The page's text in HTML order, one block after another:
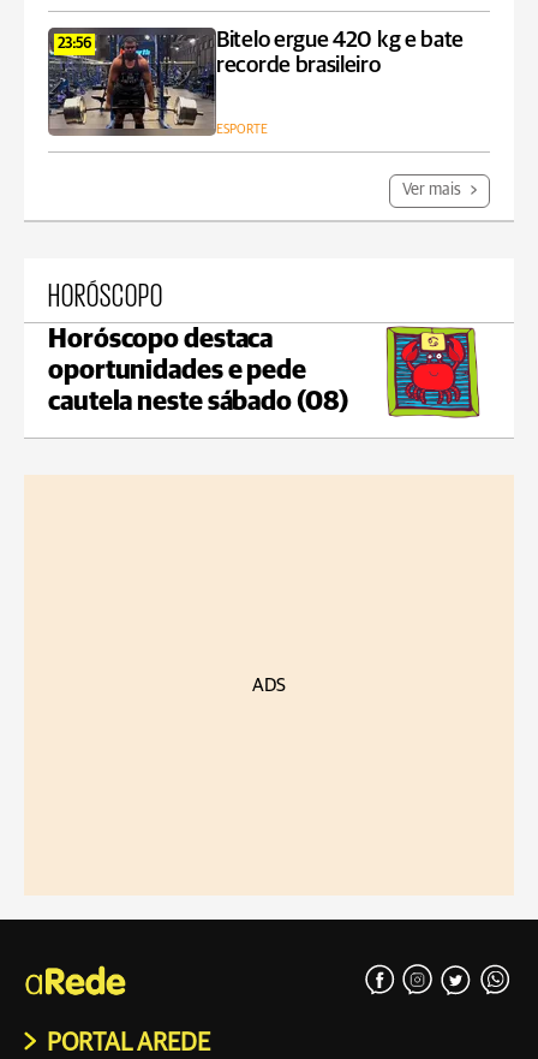
23:56
Bitelo ergue 420 kg e bate
recorde brasileiro
ESPORTE
Ver mais
HORÓSCOPO
Horóscopo destaca
oportunidades e pede
cautela neste sábado (08)
ADS
PORTAL AREDE